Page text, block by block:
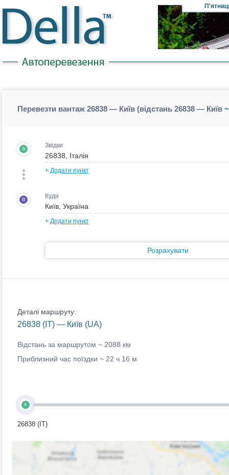
Перевезти вантаж 26838 — Київ (відстань 26838 — Київ~
A Звідки
+ Додати пункт
B Куди
+ Додати пункт
Розрахувати
Деталі маршруту:
26838 (IT) — Київ (UA)
Відстань за маршрутом ~ 2088 км
Приблизний час поїздки ~ 22 ч 16 м
A
26838 (IT)